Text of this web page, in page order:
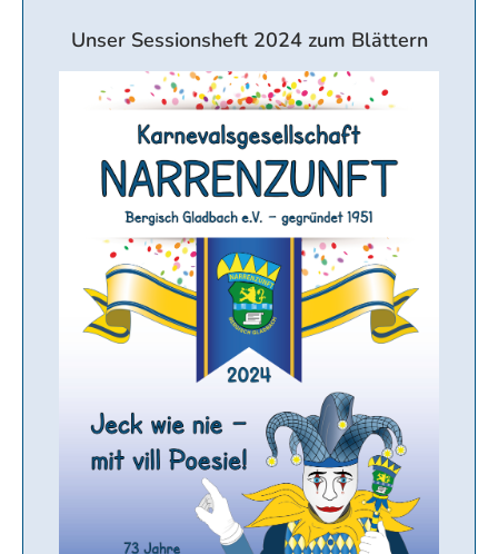
Unser Sessionsheft 2024 zum Blättern